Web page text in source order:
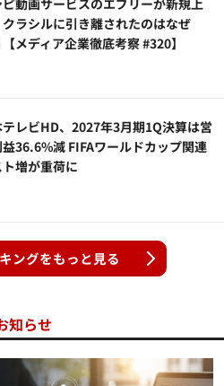
ピ動画サービスのエブリーが新規上
ラシルに引き離されたのはなぜ
メディア企業徹底考察 #320】
テレビHD、2027年3月期1Q決算は営
36.6%減 FIFAワールドカップ関連
ト増が重荷に
ングをもっと見る
知らせ